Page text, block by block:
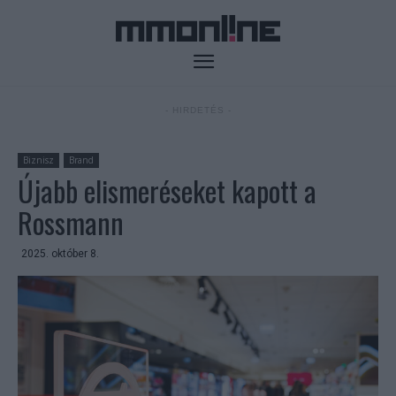
Biznisz Brand
Újabb elismeréseket kapott a
Rossmann
2025. október 8.